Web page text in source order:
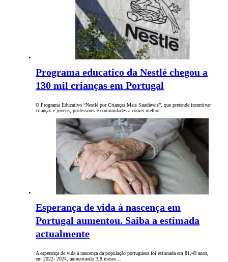
Programa educatico da Nestlé chegou a
130 mil crianças em Portugal
O Programa Educativo “Nestlé por Crianças Mais Saudáveis”, que pretende incentivar
crianças e jovens, professores e comunidades a comer melhor…
Esperança de vida à nascença em
Portugal aumentou. Saiba a estimada
actualmente
A esperança de vida à nascença da população portuguesa foi estimada em 81,49 anos,
em 2022- 2024, aumentando 3,8 meses…